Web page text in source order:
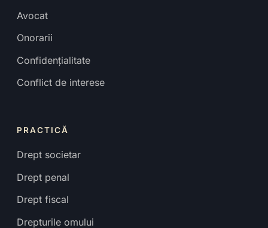
Avocat
Onorarii
Confidențialitate
Conflict de interese
PRACTICĂ
Drept societar
Drept penal
Drept fiscal
Drepturile omului